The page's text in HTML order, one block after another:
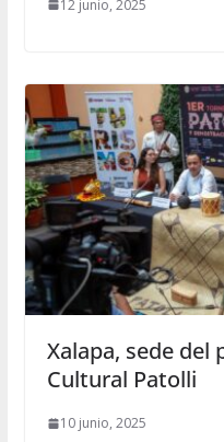
12 junio, 2025
Xalapa, sede del
Cultural Patolli
10 junio, 2025